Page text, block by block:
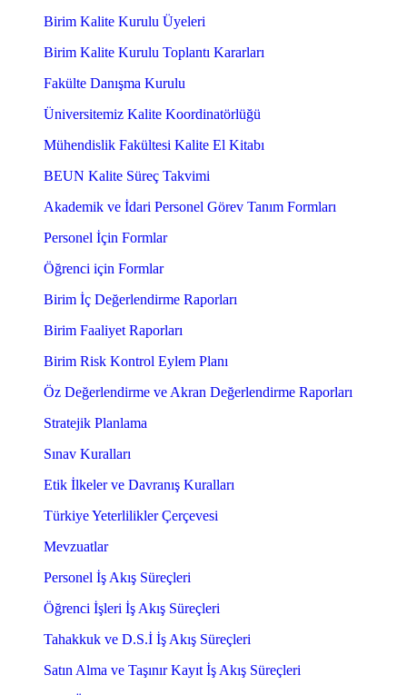
Birim Kalite Kurulu Üyeleri
Birim Kalite Kurulu Toplantı Kararları
Fakülte Danışma Kurulu
Üniversitemiz Kalite Koordinatörlüğü
Mühendislik Fakültesi Kalite El Kitabı
BEUN Kalite Süreç Takvimi
Akademik ve İdari Personel Görev Tanım Formları
Personel İçin Formlar
Öğrenci için Formlar
Birim İç Değerlendirme Raporları
Birim Faaliyet Raporları
Birim Risk Kontrol Eylem Planı
Öz Değerlendirme ve Akran Değerlendirme Raporları
Stratejik Planlama
Sınav Kuralları
Etik İlkeler ve Davranış Kuralları
Türkiye Yeterlilikler Çerçevesi
Mevzuatlar
Personel İş Akış Süreçleri
Öğrenci İşleri İş Akış Süreçleri
Tahakkuk ve D.S.İ İş Akış Süreçleri
Satın Alma ve Taşınır Kayıt İş Akış Süreçleri